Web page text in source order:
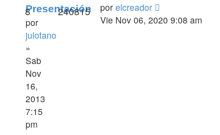
Presentación
por
julotano
»
Sab
Nov
16,
2013
7:15
pm
8 240815 por elcreador
Vie Nov 06, 2020 9:08 am